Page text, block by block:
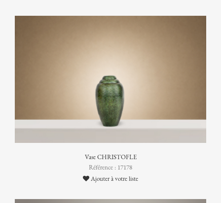
Vase CHRISTOFLE
Référence : 17178
Ajouter à votre liste